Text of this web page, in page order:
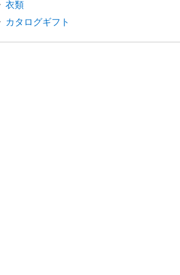
衣類
カタログギフト